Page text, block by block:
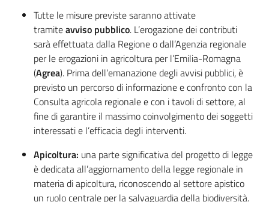
Tutte le misure previste saranno attivate
tramiteavviso pubblico. L’erogazione dei contributi
sarà effettuata dalla Regione o dall’Agenzia regionale
per le erogazioni in agricoltura per l’Emilia-Romagna
(Agrea). Prima dell’emanazione degli avvisi pubblici, è
previsto un percorso di informazione e confronto con la
Consulta agricola regionale e con i tavoli di settore, al
fine di garantire il massimo coinvolgimento dei soggetti
interessati e l’efficacia degli interventi.
Apicoltura: una parte significativa del progetto di legge
è dedicata all’aggiornamento della legge regionale in
materia di apicoltura, riconoscendo al settore apistico
un ruolo centrale per la salvaguardia della biodiversità.